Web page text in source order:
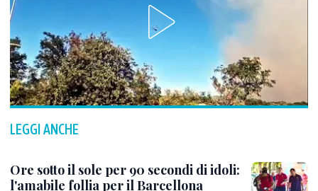
LEGGI ANCHE
Ore sotto il sole per 90 secondi di idoli:
l'amabile follia per il Barcellona